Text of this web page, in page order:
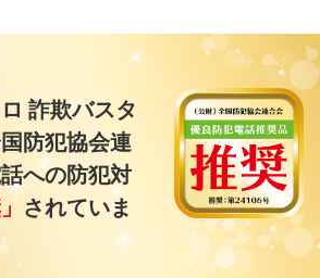
詐欺バスタ
防犯協会連
への防犯対
されていま